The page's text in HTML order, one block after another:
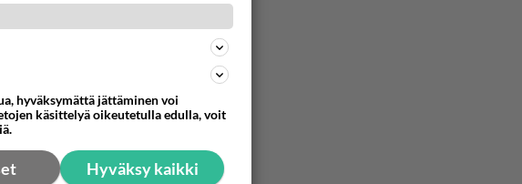
AVI-tiedoston
...
hyväksymättä jättäminen voi
käsittelyä oikeutetulla edulla, voit
Hyväksy kaikki